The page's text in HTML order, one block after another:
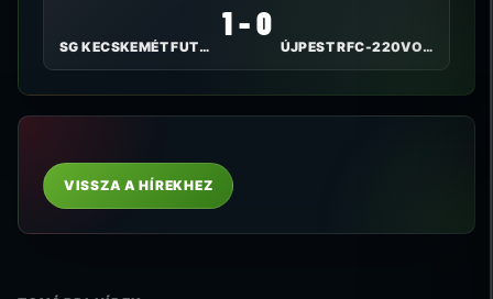
SG KECSKEMÉT FUTSAL
1 - 0
ÚJPEST RFC-220VOLT
VISSZA A HÍREKHEZ